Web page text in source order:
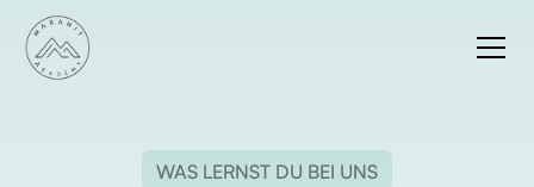
WAS LERNST DU BEI UNS